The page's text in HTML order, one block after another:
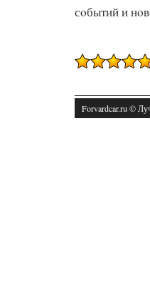
сοбытий и
Forvardcar.ru ©